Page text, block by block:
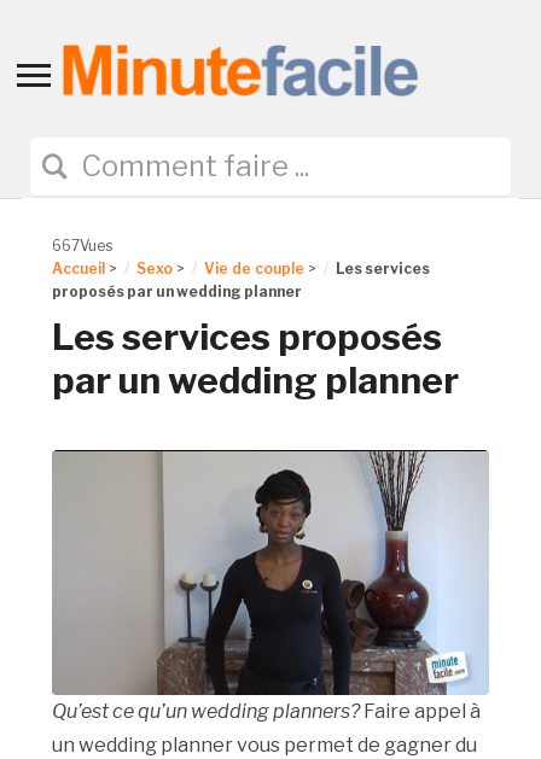
Toggle
navigation
667Vues
Accueil > Sexo > Vie de couple >
Les services
proposés par un wedding planner
Les services proposés
par un wedding planner
Qu’est ce qu’un wedding planners?Faire appel à
un wedding planner vous permet de gagner du